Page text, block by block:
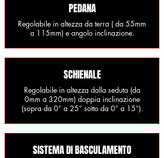
PEDANA
Regolabile in altezza da terra ( da 55mm
a 115mm) e angolo inclinazione.
SCHIENALE
Regolabile in altezza dalla seduta (da
0mm a 320mm) doppia inclinazione
(sopra da 0° a 25° sotto da 0° a 15°).
SISTEMA DI BASCULAMENTO